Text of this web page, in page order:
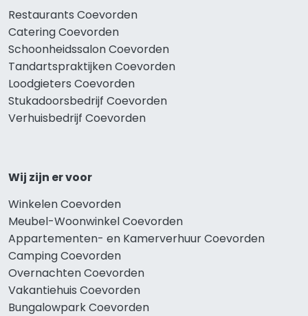
Restaurants Coevorden
Catering Coevorden
Schoonheidssalon Coevorden
Tandartspraktijken Coevorden
Loodgieters Coevorden
Stukadoorsbedrijf Coevorden
Verhuisbedrijf Coevorden
Wij zijn er voor
Winkelen Coevorden
Meubel-Woonwinkel Coevorden
Appartementen- en Kamerverhuur Coevorden
Camping Coevorden
Overnachten Coevorden
Vakantiehuis Coevorden
Bungalowpark Coevorden